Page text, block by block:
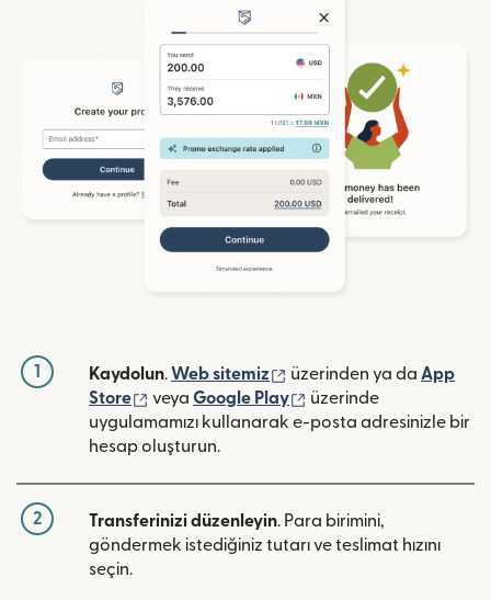
1 Kaydolun.Web sitemiz (yeni pencerede açılır)
üzerinden ya da App
Store
(yeni pencerede açılır)
veya Google Play (yeni pencerede açılır)
üzerinde
uygulamamızı kullanarak e-posta adresinizle bir
hesap oluşturun.
2 Transferinizi düzenleyin. Para birimini,
göndermek istediğiniz tutarı ve teslimat hızını
seçin.